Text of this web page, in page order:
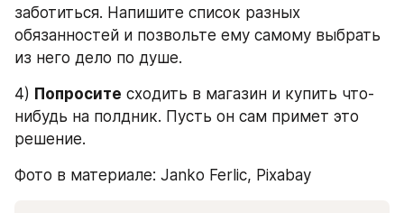
заботиться. Напишите список разных
обязанностей и позвольте ему самому выбрать
из него дело по душе.
4) Попросите сходить в магазин и купить что-
нибудь на полдник. Пусть он сам примет это
решение.
Фото в материале: Janko Ferlic, Pixabay